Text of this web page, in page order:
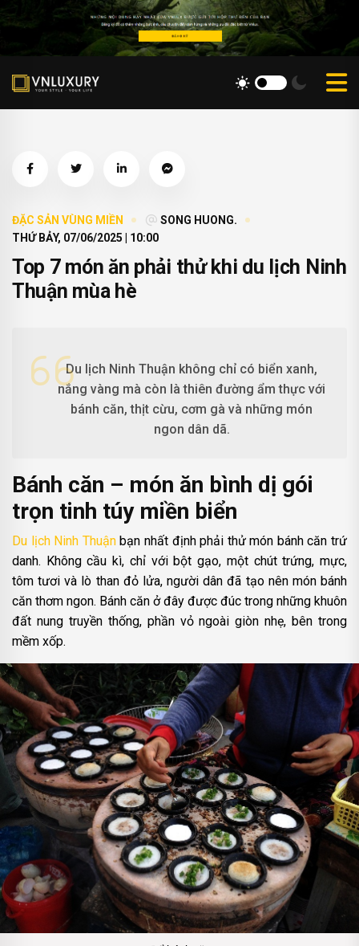
ĐẶC SẢN VÙNG MIỀN
SONG HUONG.
THỨ BẢY, 07/06/2025 | 10:00
Top 7 món ăn phải thử khi du lịch Ninh
Thuận mùa hè
Du lịch Ninh Thuận không chỉ có biển xanh,
nắng vàng mà còn là thiên đường ẩm thực với
bánh căn, thịt cừu, cơm gà và những món
ngon dân dã.
Bánh căn – món ăn bình dị gói
trọn tinh túy miền biển
Du lịch Ninh Thuậnbạn nhất định phải thử món bánh căn trứ
danh. Không cầu kì, chỉ với bột gạo, một chút trứng, mực,
tôm tươi và lò than đỏ lửa, người dân đã tạo nên món bánh
căn thơm ngon. Bánh căn ở đây được đúc trong những khuôn
đất nung truyền thống, phần vỏ ngoài giòn nhẹ, bên trong
mềm xốp.